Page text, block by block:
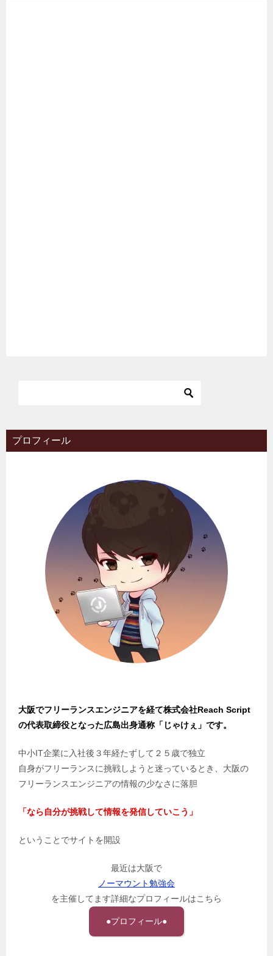
プロフィール
大阪でフリーランスエンジニアを経て株式会社Reach Script
の代表取締役となった広島出身通称「じゃけぇ」です。
中小IT企業に入社後３年経たずして２５歳で独立
自身がフリーランスに挑戦しようと迷っているとき、大阪の
フリーランスエンジニアの情報の少なさに落胆
「なら自分が挑戦して情報を発信していこう」
ということでサイトを開設
最近は大阪で
ノーマウント勉強会
を主催してます詳細なプロフィールはこちら
●プロフィール●